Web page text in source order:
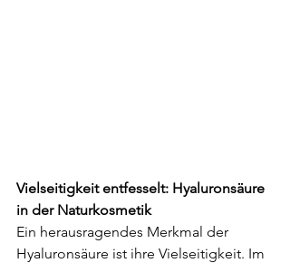
Vielseitigkeit entfesselt: Hyaluronsäure
in der Naturkosmetik
Ein herausragendes Merkmal der
Hyaluronsäure ist ihre Vielseitigkeit. Im